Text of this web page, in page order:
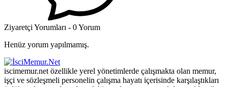
Ziyaretçi Yorumları - 0 Yorum
Henüz yorum yapılmamış.
iscimemur.net özellikle yerel yönetimlerde çalışmakta olan memur,
işçi ve sözleşmeli personelin çalışma hayatı içerisinde karşılaştıkları